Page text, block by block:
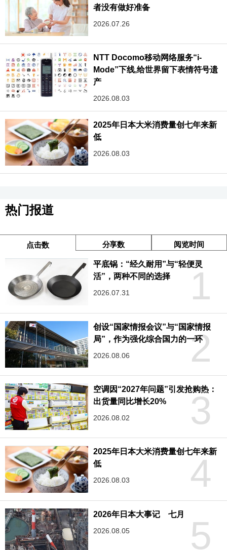
者没有做好准备
2026.07.26
NTT Docomo移动网络服务“i-
Mode”下线,给世界留下表情符号遗
产
2026.08.03
2025年日本大米消费量创七年来新
低
2026.08.03
热门报道
点击数 分享数 阅览时间
1
平底锅：“经久耐用”与“轻便灵
活”，两种不同的选择
2026.07.31
2
创设“国家情报会议”与“国家情报
局”，作为强化综合国力的一环
2026.08.06
3
空调因“2027年问题”引发抢购热：
出货量同比增长20%
2026.08.02
4
2025年日本大米消费量创七年来新
低
2026.08.03
5
2026年日本大事记 七月
2026.08.05